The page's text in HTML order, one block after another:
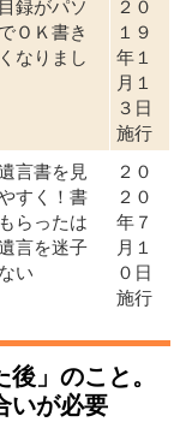
録がパソ
ＯＫ書き
なりまし
２０
１９
年１
月１
３日
施行
言書を見
すく！書
らったは
言を迷子
い
２０
２０
年７
月１
０日
施行
」のこと。
いが必要